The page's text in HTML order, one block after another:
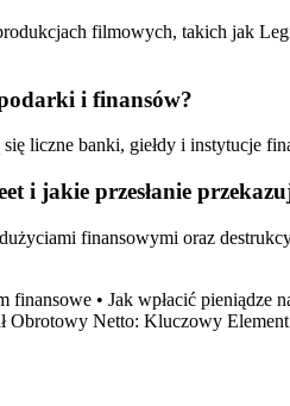
filmowych, takich jak
i finansów?
liczne banki, giełdy i instytucje
i jakie przesłanie
finansowymi oraz
finansowe • Jak wpłacić pieniądze
Obrotowy Netto: Kluczowy